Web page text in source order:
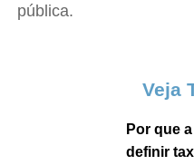
pública.
Veja
Por que
definir